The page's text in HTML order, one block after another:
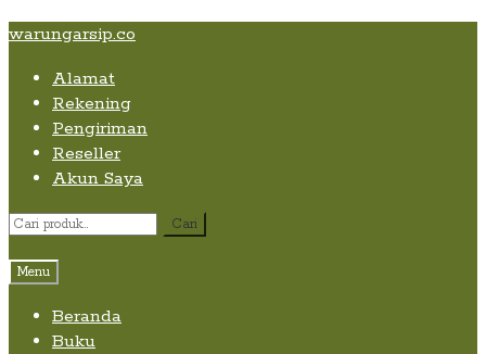
Skip
content
Skip
navigation
Skip
content
warungarsip.co
Alamat
Rekening
Pengiriman
Reseller
Akun Saya
Pencarian
Cari
Menu
Beranda
Buku